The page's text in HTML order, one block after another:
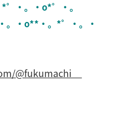
・。・o*゜・。
。・o**・。*゜・。・
@fukumachi__